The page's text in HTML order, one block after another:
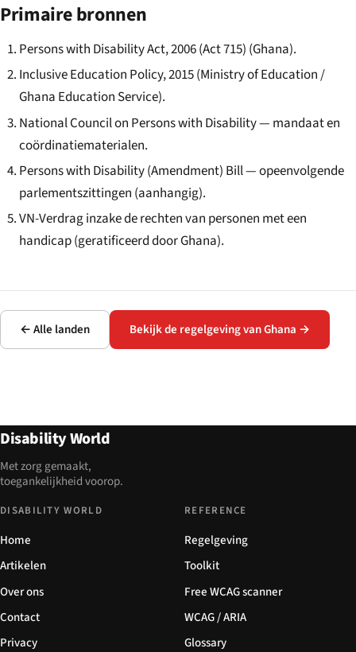
Primaire bronnen
Persons with Disability Act, 2006 (Act 715) (Ghana).
Inclusive Education Policy, 2015 (Ministry of Education /
Ghana Education Service).
National Council on Persons with Disability — mandaat en
coördinatiematerialen.
Persons with Disability (Amendment) Bill — opeenvolgende
parlementszittingen (aanhangig).
VN-Verdrag inzake de rechten van personen met een
handicap (geratificeerd door Ghana).
← Alle landen Bekijk de regelgeving van Ghana →
Disability World
Met zorg gemaakt,
toegankelijkheid voorop.
DISABILITY WORLD
Home
Artikelen
Over ons
Contact
Privacy
REFERENCE
Regelgeving
Toolkit
Free WCAG scanner
WCAG / ARIA
Glossary